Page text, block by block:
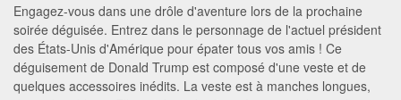
Engagez-vous dans une drôle d'aventure lors de la prochaine
soirée déguisée. Entrez dans le personnage de l'actuel président
des États-Unis d'Amérique pour épater tous vos amis ! Ce
déguisement de Donald Trump est composé d'une veste et de
quelques accessoires inédits. La veste est à manches longues,